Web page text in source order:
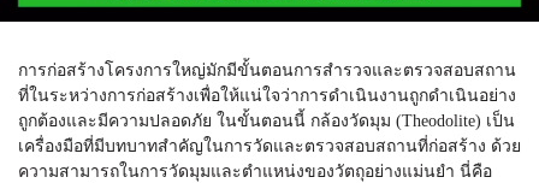
การก่อสร้างโครงการใหญ่มักมีขั้นตอนการสำรวจและตรวจสอบสถาน
ที่ในระหว่างการก่อสร้างเพื่อให้แน่ใจว่าการดำเนินงานถูกดำเนินอย่าง
ถูกต้องและมีความปลอดภัย ในขั้นตอนนี้ กล้องวัดมุม (Theodolite) เป็น
เครื่องมือที่มีบทบาทสำคัญในการวัดและตรวจสอบสถานที่ก่อสร้าง ด้วย
ความสามารถในการวัดมุมและตำแหน่งของวัตถุอย่างแม่นยำ นี่คือ